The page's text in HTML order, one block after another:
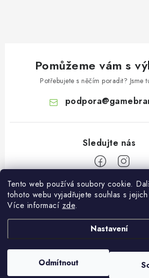
Tento web používá soubory cookie.
tohoto webu vyjadřujete souhlas s
Více informací zde.
Nastavení
Odmítnout
Pomůžeme vám s
Potřebujete s něčím poradit? Jsme
podpora@
Pomoc a informace
Doprava a platba
O Gamebrandu
Blog
Vytvořil Shoptet
Copyright 2026Gamebrand.cz . Všechna